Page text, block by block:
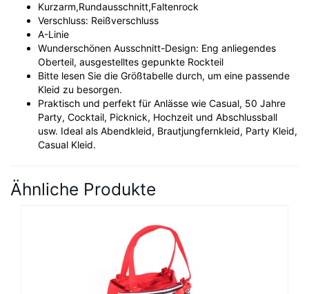
Kurzarm,Rundausschnitt,Faltenrock
Verschluss: Reißverschluss
A-Linie
Wunderschönen Ausschnitt-Design: Eng anliegendes
Oberteil, ausgestelltes gepunkte Rockteil
Bitte lesen Sie die Größtabelle durch, um eine passende
Kleid zu besorgen.
Praktisch und perfekt für Anlässe wie Casual, 50 Jahre
Party, Cocktail, Picknick, Hochzeit und Abschlussball
usw. Ideal als Abendkleid, Brautjungfernkleid, Party Kleid,
Casual Kleid.
Ähnliche Produkte